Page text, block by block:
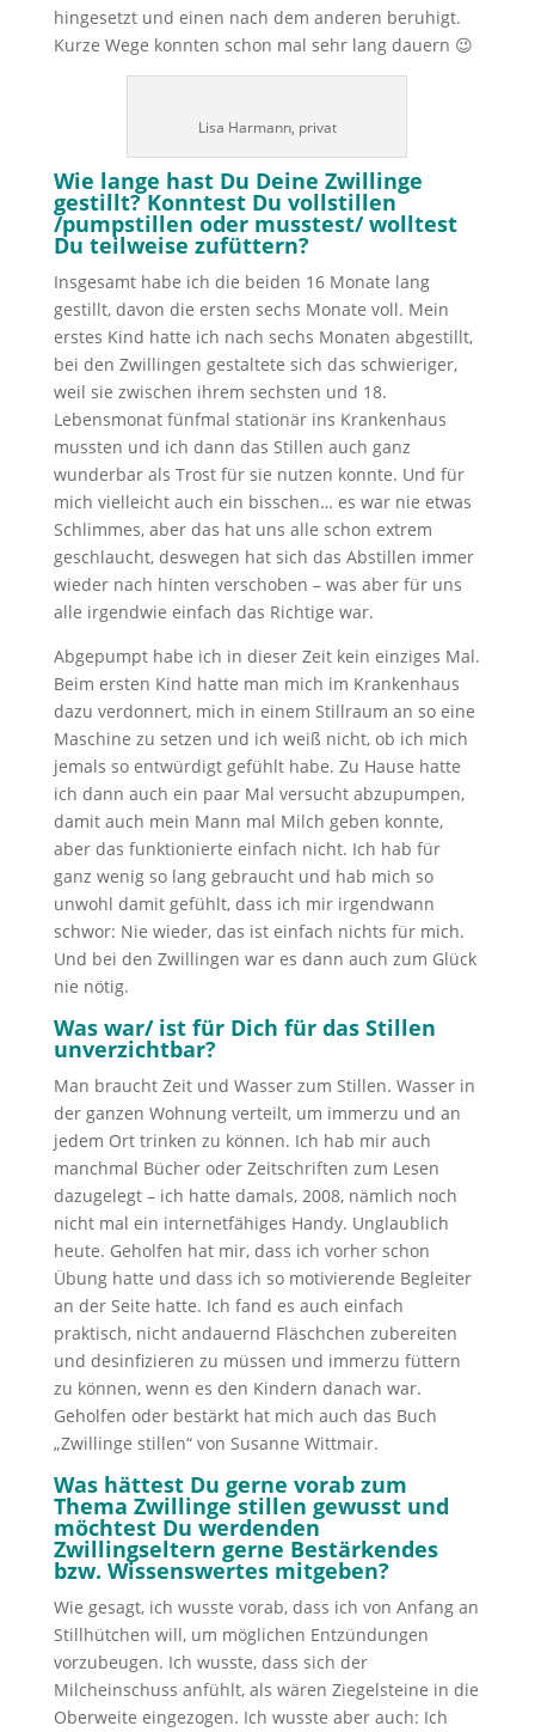
hingesetzt und einen nach dem anderen beruhigt.
Kurze Wege konnten schon mal sehr lang dauern 😉
Lisa Harmann, privat
Wie lange hast Du Deine Zwillinge
gestillt? Konntest Du vollstillen
/pumpstillen oder musstest/ wolltest
Du teilweise zufüttern?
Insgesamt habe ich die beiden 16 Monate lang
gestillt, davon die ersten sechs Monate voll. Mein
erstes Kind hatte ich nach sechs Monaten abgestillt,
bei den Zwillingen gestaltete sich das schwieriger,
weil sie zwischen ihrem sechsten und 18.
Lebensmonat fünfmal stationär ins Krankenhaus
mussten und ich dann das Stillen auch ganz
wunderbar als Trost für sie nutzen konnte. Und für
mich vielleicht auch ein bisschen… es war nie etwas
Schlimmes, aber das hat uns alle schon extrem
geschlaucht, deswegen hat sich das Abstillen immer
wieder nach hinten verschoben – was aber für uns
alle irgendwie einfach das Richtige war.
Abgepumpt habe ich in dieser Zeit kein einziges Mal.
Beim ersten Kind hatte man mich im Krankenhaus
dazu verdonnert, mich in einem Stillraum an so eine
Maschine zu setzen und ich weiß nicht, ob ich mich
jemals so entwürdigt gefühlt habe. Zu Hause hatte
ich dann auch ein paar Mal versucht abzupumpen,
damit auch mein Mann mal Milch geben konnte,
aber das funktionierte einfach nicht. Ich hab für
ganz wenig so lang gebraucht und hab mich so
unwohl damit gefühlt, dass ich mir irgendwann
schwor: Nie wieder, das ist einfach nichts für mich.
Und bei den Zwillingen war es dann auch zum Glück
nie nötig.
Was war/ ist für Dich für das Stillen
unverzichtbar?
Man braucht Zeit und Wasser zum Stillen. Wasser in
der ganzen Wohnung verteilt, um immerzu und an
jedem Ort trinken zu können. Ich hab mir auch
manchmal Bücher oder Zeitschriften zum Lesen
dazugelegt – ich hatte damals, 2008, nämlich noch
nicht mal ein internetfähiges Handy. Unglaublich
heute. Geholfen hat mir, dass ich vorher schon
Übung hatte und dass ich so motivierende Begleiter
an der Seite hatte. Ich fand es auch einfach
praktisch, nicht andauernd Fläschchen zubereiten
und desinfizieren zu müssen und immerzu füttern
zu können, wenn es den Kindern danach war.
Geholfen oder bestärkt hat mich auch das Buch
„Zwillinge stillen“ von Susanne Wittmair.
Was hättest Du gerne vorab zum
Thema Zwillinge stillen gewusst und
möchtest Du werdenden
Zwillingseltern gerne Bestärkendes
bzw. Wissenswertes mitgeben?
Wie gesagt, ich wusste vorab, dass ich von Anfang an
Stillhütchen will, um möglichen Entzündungen
vorzubeugen. Ich wusste, dass sich der
Milcheinschuss anfühlt, als wären Ziegelsteine in die
Oberweite eingezogen. Ich wusste aber auch: Ich